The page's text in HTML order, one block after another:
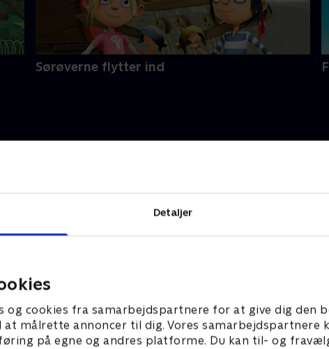
Detaljer
og cookies fra samarbejdspartnere for at give dig den
at målrette annoncer til dig. Vores samarbejdspartnere
på egne og andres platforme. Du kan til- og
Sørøverne flytter ind
i slik med Judex